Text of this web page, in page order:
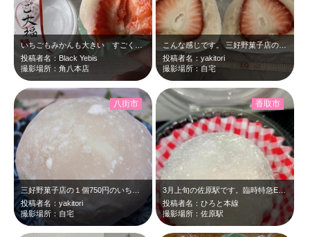
投稿者名：Black Yebis
撮影場所：角八本店
こんな感じです。 三好野菓子店の１個750円のいちご大福です。テミスボー…
投稿者名：yakitori
撮影場所：自宅
投稿者名：yakitori
撮影場所：自宅
八街市
3月上旬の佐原駅です。臨時特急E257ちばのいちご紀行号に乗車し、佐原で人気の…
投稿者名：ひろと本線
撮影場所：佐原駅
香取市